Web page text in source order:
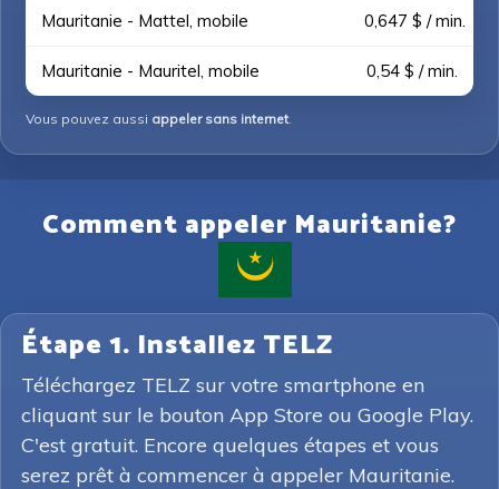
Mauritanie - Mattel, mobile 0,647 $ / min.
Mauritanie - Mauritel, mobile 0,54 $ / min.
Vous pouvez aussi appeler sans internet.
Comment appeler Mauritanie?
Étape 1. Installez TELZ
Téléchargez TELZ sur votre smartphone en
cliquant sur le bouton App Store ou Google Play.
C'est gratuit. Encore quelques étapes et vous
serez prêt à commencer à appeler Mauritanie.